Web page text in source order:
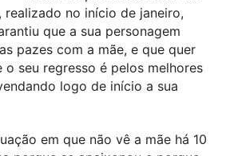
realizado no início de janeiro,
que a sua personagem
pazes com a mãe, e que quer
o seu regresso é pelos melhores
logo de início a sua
em que não vê a mãe há 10